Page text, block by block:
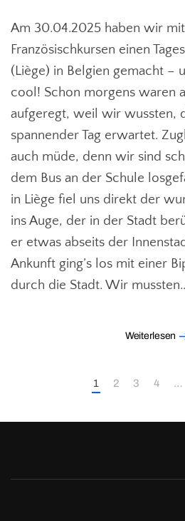
Am 30.04.2025 haben wir
Französischkursen einen
(Liège) in Belgien gemacht –
cool! Schon morgens waren
aufgeregt, weil wir wussten,
spannender Tag erwartet.
auch müde, denn wir sind
dem Bus an der Schule
in Liège fiel uns direkt der
ins Auge, der in der Stadt
er etwas abseits der
Ankunft ging’s los mit einer
durch die Stadt. Wir
Weiterlesen
1 2 3 4 …